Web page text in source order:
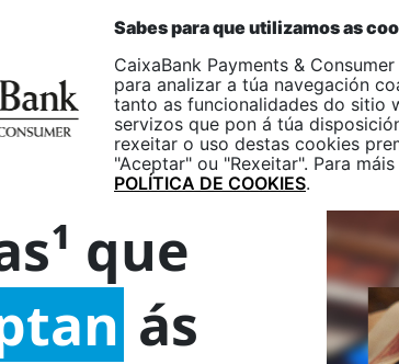
GL
Empresas
que
ás
Sabes para que utilizamos as
CaixaBank Payments &
para analizar a túa navegación
tanto as funcionalidades do sitio
servizos que pon á túa
rexeitar o uso destas cookies
"Aceptar" ou "Rexeitar". Para
POLÍTICA DE COOKIES.